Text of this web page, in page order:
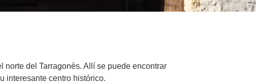
del Tarragonès. Allí se puede encontrar
interesante centro histórico.